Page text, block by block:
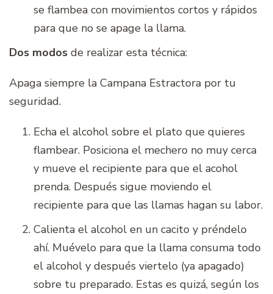
se flambea con movimientos cortos y rápidos
para que no se apage la llama.
Dos modos de realizar esta técnica:
Apaga siempre la Campana Estractora por tu
seguridad.
Echa el alcohol sobre el plato que quieres
flambear. Posiciona el mechero no muy cerca
y mueve el recipiente para que el acohol
prenda. Después sigue moviendo el
recipiente para que las llamas hagan su labor.
Calienta el alcohol en un cacito y préndelo
ahí. Muévelo para que la llama consuma todo
el alcohol y después viertelo (ya apagado)
sobre tu preparado. Estas es quizá, según los